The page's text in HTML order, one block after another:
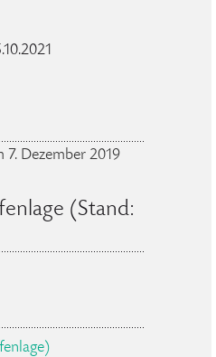
Dezember 2019
(Stand: